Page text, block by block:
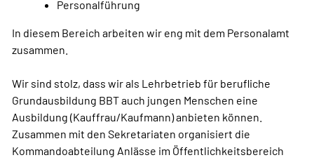
Personalführung
In diesem Bereich arbeiten wir eng mit dem Personalamt
zusammen.
Wir sind stolz, dass wir als Lehrbetrieb für berufliche
Grundausbildung BBT auch jungen Menschen eine
Ausbildung (Kauffrau/Kaufmann) anbieten können.
Zusammen mit den Sekretariaten organisiert die
Kommandoabteilung Anlässe im Öffentlichkeitsbereich